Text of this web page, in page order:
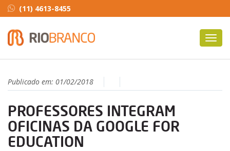
(11) 4613-8455
Publicado em: 01/02/2018
PROFESSORES INTEGRAM
OFICINAS DA GOOGLE FOR
EDUCATION